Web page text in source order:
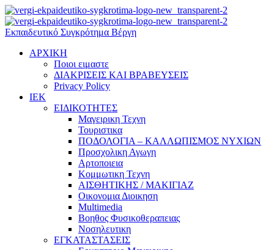
Εκπαιδευτικό Συγκρότημα Βέργη
ΑΡΧΙΚΗ
Ποιοι ειμαστε
ΔΙΑΚΡΙΣΕΙΣ ΚΑΙ ΒΡΑΒΕΥΣΕΙΣ
Privacy Policy
ΙΕΚ
ΕΙΔΙΚΟΤΗΤΕΣ
Μαγειρικη Τεχνη
Τουριστικα
ΠΟΔΟΛΟΓΙΑ – ΚΑΛΛΩΠΙΣΜΟΣ ΝΥΧΙΩΝ
Προσχολικη Αγωγη
Αρτοποιεια
Κομμωτικη Τεχνη
ΑΙΣΘΗΤΙΚΗΣ / ΜΑΚΙΓΙΑΖ
Οικονομια Διοικηση
Multimedia
Βοηθος Φυσικοθεραπειας
Νοσηλευτικη
ΕΓΚΑΤΑΣΤΑΣΕΙΣ